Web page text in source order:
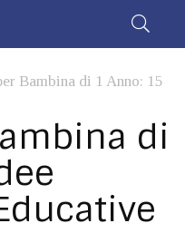
Bambina di 1 Anno: 15
di